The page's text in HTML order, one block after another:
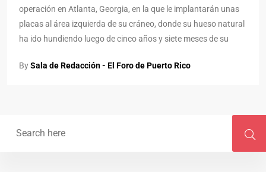
operación en Atlanta, Georgia, en la que le implantarán unas
placas al área izquierda de su cráneo, donde su hueso natural
ha ido hundiendo luego de cinco años y siete meses de su
BySala de Redacción - El Foro de Puerto Rico